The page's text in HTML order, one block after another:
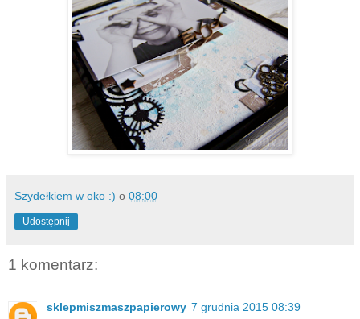
Szydełkiem w oko :) o 08:00
Udostępnij
1 komentarz:
sklepmiszmaszpapierowy 7 grudnia 2015 08:39